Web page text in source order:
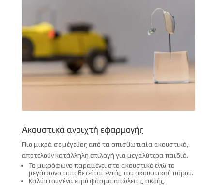
Ακουστικά ανοιχτή εφαρμογής
Πιο μικρά σε μέγεθος από τα οπισθωτιαία ακουστικά,
αποτελούν κατάλληλη επιλογή για μεγαλύτερα παιδιά.
Το μικρόφωνο παραμένει στο ακουστικό ενώ το
μεγάφωνο τοποθετείται εντός του ακουστικού πόρου.
Καλύπτουν ένα ευρύ φάσμα απώλειας ακοής.